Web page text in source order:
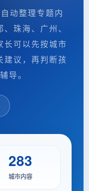
动整理专题内
珠海、广州、
长可以先按城市
建议，再判断孩
导。
283
城市内容